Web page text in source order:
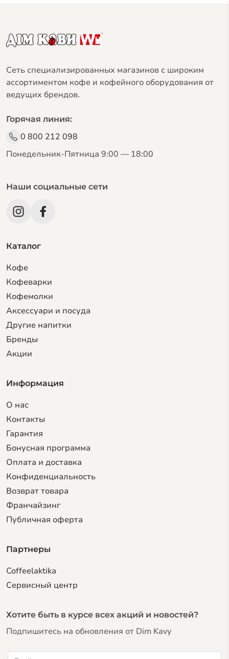
Сеть специализированных магазинов с широким
ассортиментом кофе и кофейного оборудования от
ведущих брендов.
Горячая линия:
0 800 212 098
Понедельник-Пятница 9:00 — 18:00
Наши социальные сети
Каталог
Кофе
Кофеварки
Кофемолки
Аксессуари и посуда
Другие напитки
Бренды
Акции
Информация
О нас
Контакты
Гарантия
Бонусная программа
Оплата и доставка
Конфиденциальность
Возврат товара
Франчайзинг
Публичная оферта
Партнеры
Coffeelaktika
Сервисный центр
Хотите быть в курсе всех акций и новостей?
Подпишитесь на обновления от Dim Kavy